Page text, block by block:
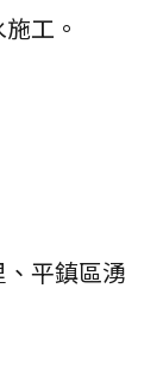
工。
平鎮區湧